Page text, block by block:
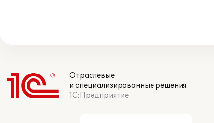
Отраслевые
и специализированные решения
1С:Предприятие